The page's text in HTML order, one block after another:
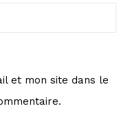
et mon site dans le